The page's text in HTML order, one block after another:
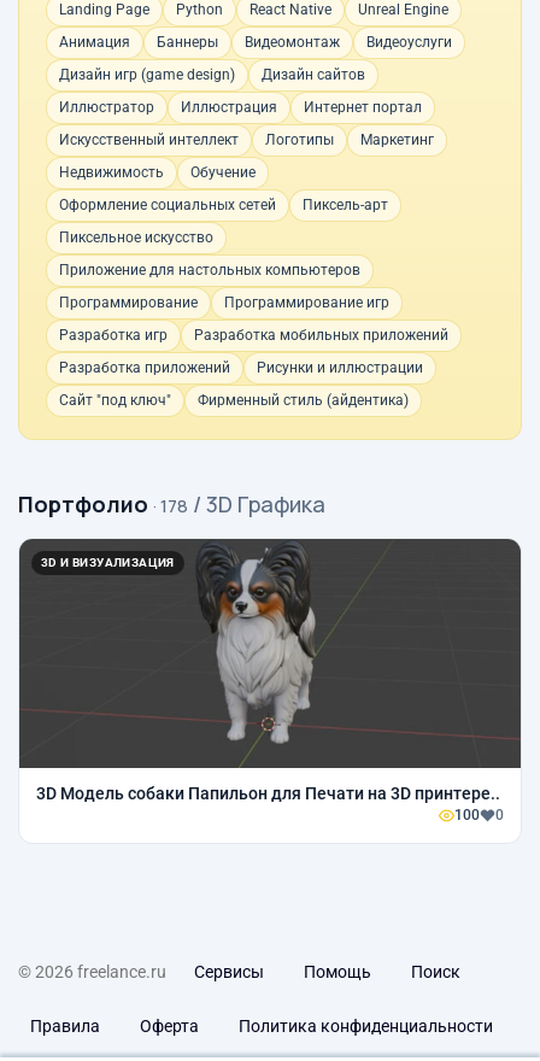
Landing Page
Python React Native
Unreal Engine
Анимация
Баннеры Видеомонтаж
Видеоуслуги
Дизайн игр (game design)
Дизайн сайтов
Иллюстратор
Иллюстрация
Интернет портал
Искусственный интеллект
Логотипы
Маркетинг
Недвижимость
Обучение
Оформление социальных сетей
Пиксель-арт
Пиксельное искусство
Приложение для настольных компьютеров
Программирование
Программирование игр
Разработка игр
Разработка мобильных приложений
Разработка приложений
Рисунки и иллюстрации
Сайт "под ключ"
Фирменный стиль (айдентика)
Портфолио · 178 / 3D Графика
3D И ВИЗУАЛИЗАЦИЯ
3D Модель собаки Папильон для Печати на 3D принтере..
100 0
© 2026 freelance.ru Сервисы Помощь Поиск
Правила Оферта Политика конфиденциальности